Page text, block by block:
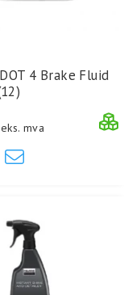
4 Brake Fluid
eks. mva